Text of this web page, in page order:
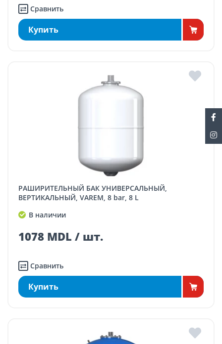
Сравнить
Купить
РАШИРИТЕЛЬНЫЙ БАК УНИВЕРСАЛЬНЫЙ,
ВЕРТИКАЛЬНЫЙ, VAREM, 8 bar, 8 L
В наличии
1078 MDL / шт.
Сравнить
Купить